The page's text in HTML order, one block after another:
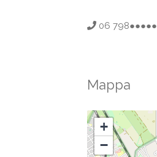
06 798●●●●●
Mappa
+
−